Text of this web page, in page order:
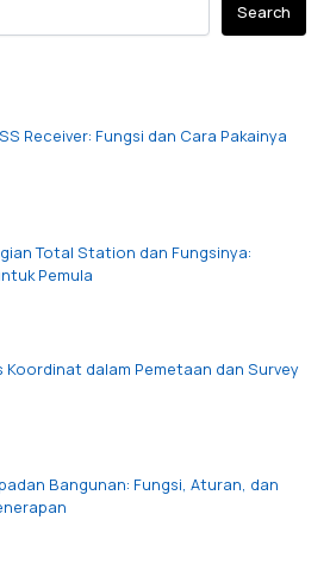
Search
Receiver: Fungsi dan Cara Pakainya
Total Station dan Fungsinya:
Pemula
Koordinat dalam Pemetaan dan Survey
Bangunan: Fungsi, Aturan, dan